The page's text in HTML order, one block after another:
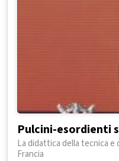
Pulcini-esordienti
La didattica della tecnica e
Francia